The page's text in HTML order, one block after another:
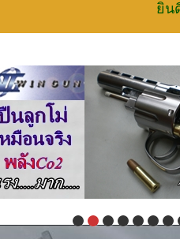
ยินดีต้